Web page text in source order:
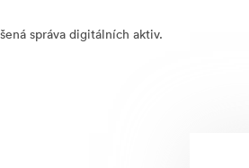
správa digitálních aktiv.